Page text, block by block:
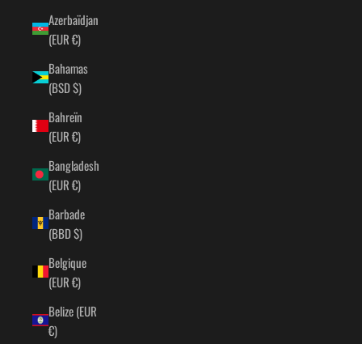
Azerbaïdjan
(EUR €)
Bahamas
(BSD $)
Bahreïn
(EUR €)
Bangladesh
(EUR €)
Barbade
(BBD $)
Belgique
(EUR €)
Belize (EUR
€)